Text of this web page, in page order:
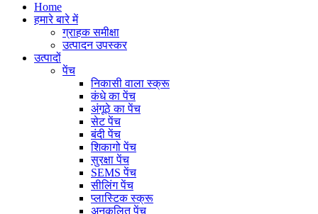
Home
हमारे बारे में
ग्राहक समीक्षा
उत्पादन उपस्कर
उत्पादों
पेंच
निकासी वाला स्क्रू
कंधे का पेंच
अंगूठे का पेंच
सेट पेंच
बंदी पेंच
शिकागो पेंच
सुरक्षा पेंच
SEMS पेंच
सीलिंग पेंच
प्लास्टिक स्क्रू
अनुकूलित पेंच